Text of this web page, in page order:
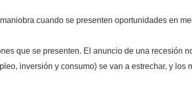
cuando se presenten oportunidades en
que se presenten. El anuncio de una recesión
inversión y consumo) se van a estrechar, y los